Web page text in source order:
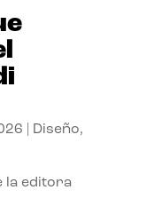
Diseño,
la editora